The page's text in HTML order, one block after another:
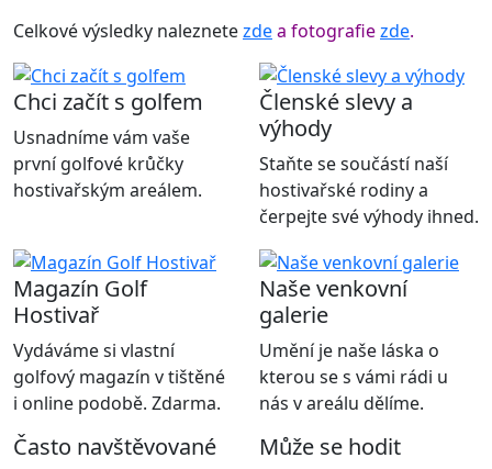
Celkové výsledky naleznetezdea fotografiezde.
Chci začít s golfem
Usnadníme vám vaše
první golfové krůčky
hostivařským areálem.
Členské slevy a
výhody
Staňte se součástí naší
hostivařské rodiny a
čerpejte své výhody ihned.
Magazín Golf
Hostivař
Vydáváme si vlastní
golfový magazín v tištěné
i online podobě. Zdarma.
Naše venkovní
galerie
Umění je naše láska o
kterou se s vámi rádi u
nás v areálu dělíme.
Často navštěvované Může se hodit